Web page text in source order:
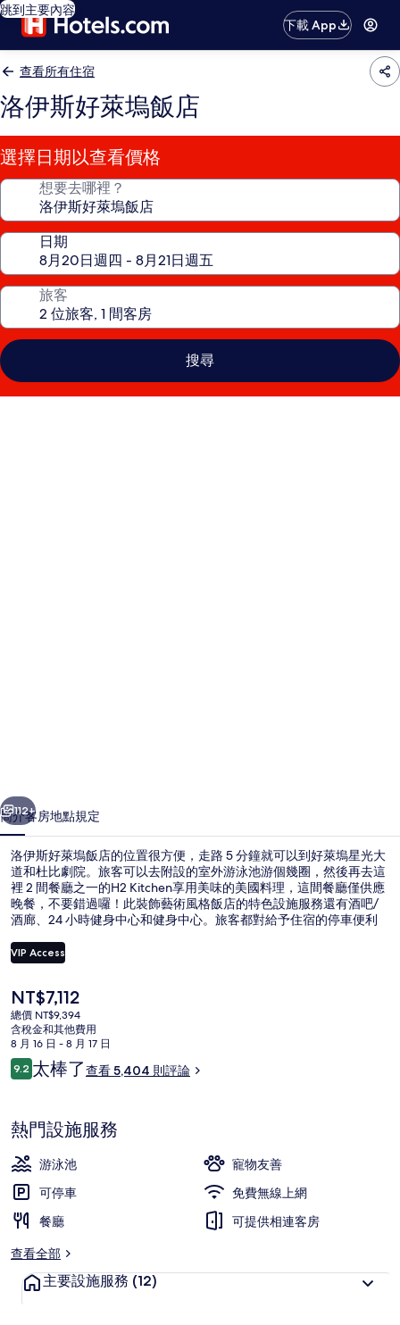
跳到主要內容
下載 App
查看所有住宿
洛伊斯好萊塢飯店
選擇日期以查看價格
想要去哪裡？
日期
旅客
搜尋
店
的
相
片
集
個 下一個
112+
簡介客房地點規定
洛伊斯好萊塢飯店的位置很方便，走路 5 分鐘就可以到好萊塢星光大
道和杜比劇院。旅客可以去附設的室外游泳池游個幾圈，然後再去這
裡 2 間餐廳之一的H2 Kitchen享用美味的美國料理，這間餐廳僅供應
晚餐，不要錯過囉！此裝飾藝術風格飯店的特色設施服務還有酒吧/
酒廊、24 小時健身中心和健身中心。旅客都對給予住宿的停車便利
高地站只要 3 分鐘。
VIP Access
目
前
的
價
格
是
NT$7,112
總價 NT$9,394
含稅金和其他費用
8 月 16 日 - 8 月 17 日
評
論
9.29.2 分，滿分 10 分，
太棒了查看 5,404 則評論
熱門設施服務
游泳池
寵物友善
可停車
免費無線上網
餐廳
可提供相連客房
查看全部
主要設施服務 (12)